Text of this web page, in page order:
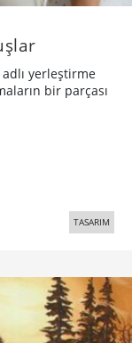
yerleştirme
bir parçası
TASARIM